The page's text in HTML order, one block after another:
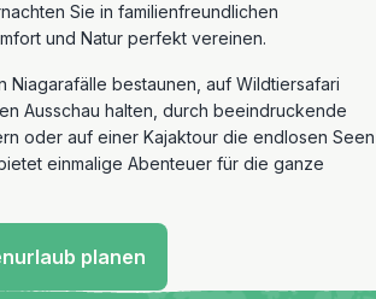
Sie in familienfreundlichen
und Natur perfekt vereinen.
Niagarafälle bestaunen, auf Wildtiersafari
Ausschau halten, durch beeindruckende
oder auf einer Kajaktour die endlosen Seen
einmalige Abenteuer für die ganze
planen